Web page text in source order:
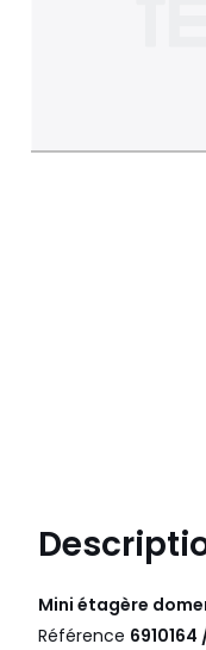
Mini étagère
Référence